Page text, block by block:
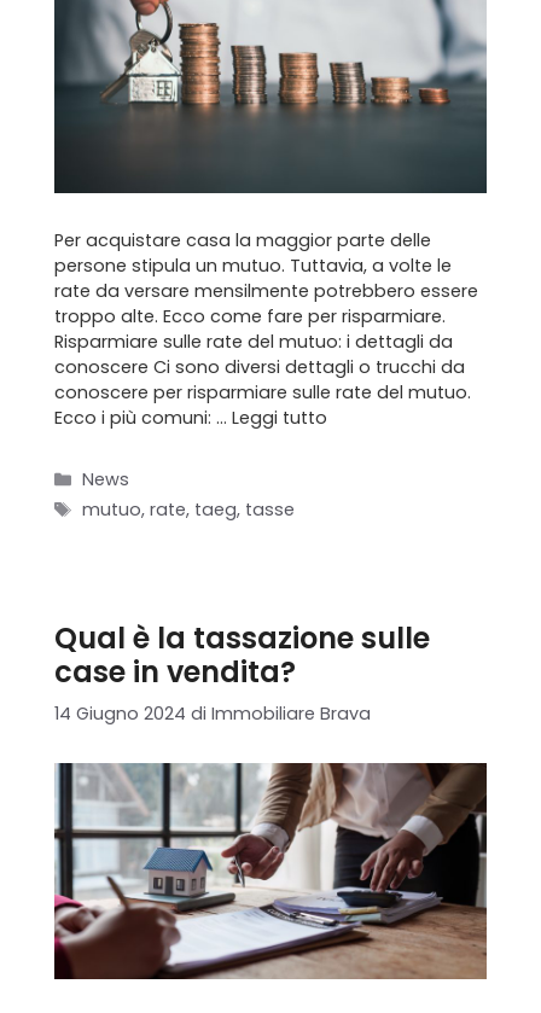
Formula BRAVA
Servizi per i clienti
Blog
Contatti
Per acquistare casa la maggior parte delle
persone stipula un mutuo. Tuttavia, a volte le
rate da versare mensilmente potrebbero essere
troppo alte. Ecco come fare per risparmiare.
Risparmiare sulle rate del mutuo: i dettagli da
conoscere Ci sono diversi dettagli o trucchi da
conoscere per risparmiare sulle rate del mutuo.
Ecco i più comuni: … Leggi tutto
Categorie
News
Tag
mutuo,rate, taeg, tasse
Qual è la tassazione sulle
case in vendita?
14 Giugno 2024 di Immobiliare Brava